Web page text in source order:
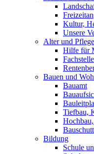
Kultur,
Unsere
Alter und Pflege
Hilfe für
Bauen und
Bauamt
Tiefbau,
Bildung
Schule